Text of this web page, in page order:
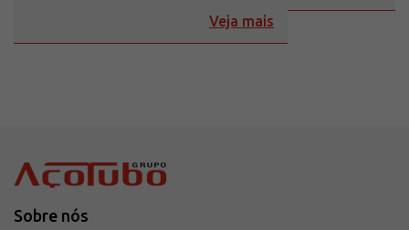
Veja mais
Sobre nós